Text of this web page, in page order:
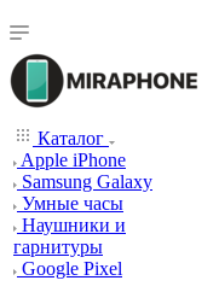
Каталог
Apple iPhone
Samsung Galaxy
Умные часы
Наушники и
гарнитуры
Google Pixel